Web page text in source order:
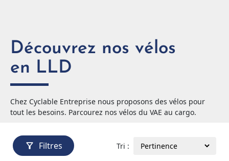
Découvrez nos vélos
en LLD
Chez Cyclable Entreprise nous proposons des vélos pour
tout les besoins. Parcourez nos vélos du VAE au cargo.
filter_alt Filtres Tri :